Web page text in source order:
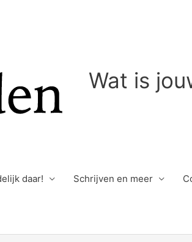
Wat is
daar! Schrijven en meer